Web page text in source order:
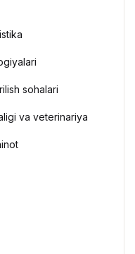
sohalari
va veterinariya